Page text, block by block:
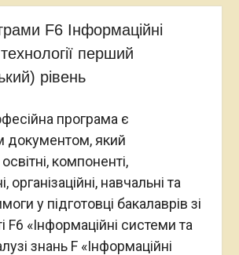
F6 Інформаційні
перший
рівень
програма є
документом, який
компоненті,
організаційні, навчальні та
у підготовці бакалаврів зі
F6 «Інформаційні системи та
знань F «Інформаційні